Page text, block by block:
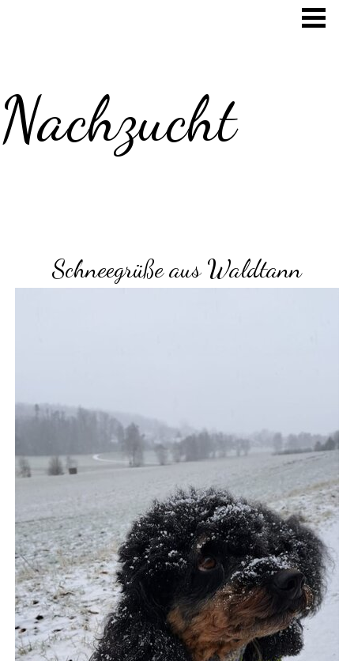
Nachzucht
Schneegrüße aus Waldtann